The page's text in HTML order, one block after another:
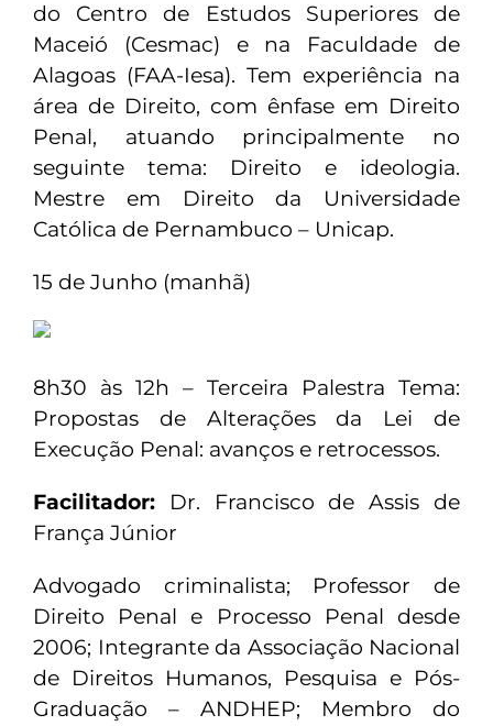
do Centro de Estudos Superiores de
Maceió (Cesmac) e na Faculdade de
Alagoas (FAA-Iesa). Tem experiência na
área de Direito, com ênfase em Direito
Penal, atuando principalmente no
seguinte tema: Direito e ideologia.
Mestre em Direito da Universidade
Católica de Pernambuco – Unicap.
15 de Junho (manhã)
8h30 às 12h – Terceira Palestra Tema:
Propostas de Alterações da Lei de
Execução Penal: avanços e retrocessos.
Facilitador: Dr. Francisco de Assis de
França Júnior
Advogado criminalista; Professor de
Direito Penal e Processo Penal desde
2006; Integrante da Associação Nacional
de Direitos Humanos, Pesquisa e Pós-
Graduação – ANDHEP; Membro do